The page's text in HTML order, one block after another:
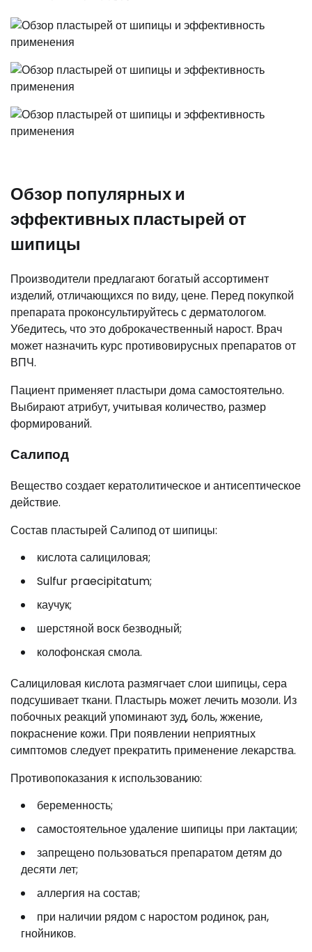
Обзор популярных и
эффективных пластырей от
шипицы
Производители предлагают богатый ассортимент
изделий, отличающихся по виду, цене. Перед покупкой
препарата проконсультируйтесь с дерматологом.
Убедитесь, что это доброкачественный нарост. Врач
может назначить курс противовирусных препаратов от
ВПЧ.
Пациент применяет пластыри дома самостоятельно.
Выбирают атрибут, учитывая количество, размер
формирований.
Салипод
Вещество создает кератолитическое и антисептическое
действие.
Состав пластырей Салипод от шипицы:
кислота салициловая;
Sulfur praecipitatum;
каучук;
шерстяной воск безводный;
колофонская смола.
Салициловая кислота размягчает слои шипицы, сера
подсушивает ткани. Пластырь может лечить мозоли. Из
побочных реакций упоминают зуд, боль, жжение,
покраснение кожи. При появлении неприятных
симптомов следует прекратить применение лекарства.
Противопоказания к использованию:
беременность;
самостоятельное удаление шипицы при лактации;
запрещено пользоваться препаратом детям до
десяти лет;
аллергия на состав;
при наличии рядом с наростом родинок, ран,
гнойников.